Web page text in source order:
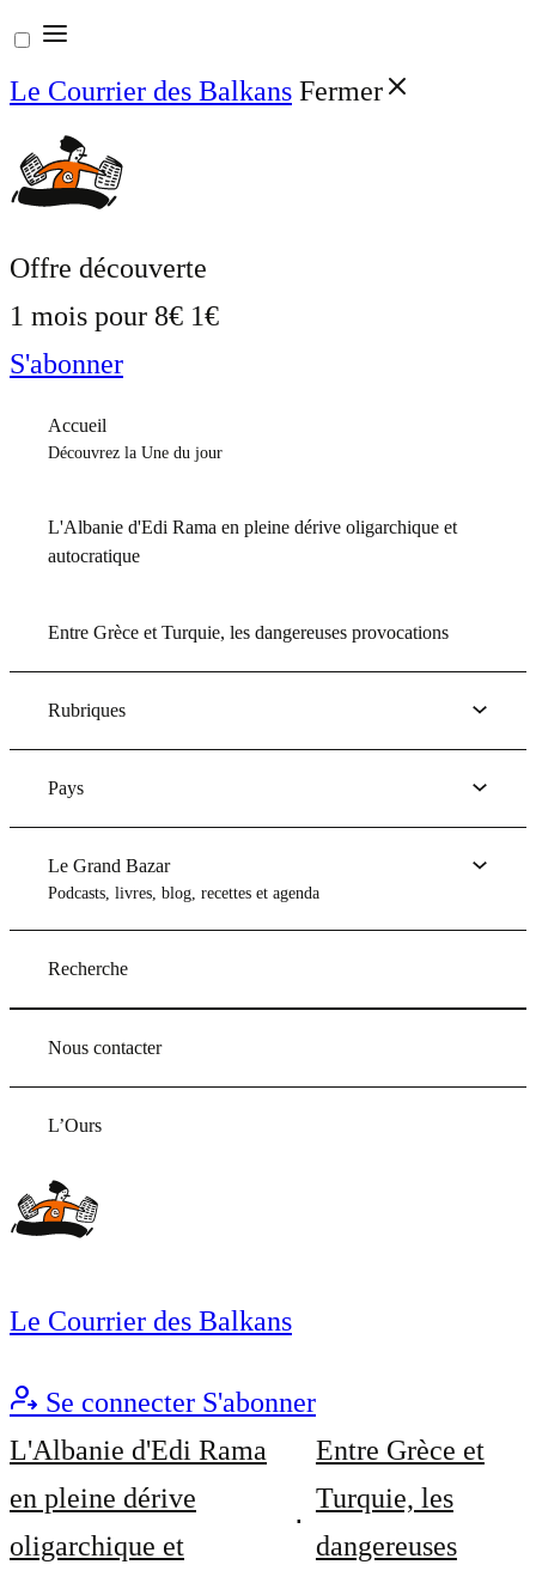
Aller
au
contenu
Le Courrier des Balkans Fermer
Offre découverte
1 mois pour 8€ 1€
S'abonner
Accueil
Découvrez la Une du jour
L'Albanie d'Edi Rama en pleine dérive oligarchique et
autocratique
Entre Grèce et Turquie, les dangereuses provocations
Rubriques
Pays
Le Grand Bazar
Podcasts, livres, blog, recettes et agenda
Recherche
Nous contacter
L’Ours
Le Courrier des Balkans
Se connecter S'abonner
L'Albanie d'Edi Rama
en pleine dérive
oligarchique et
Entre Grèce et
Turquie, les
dangereuses